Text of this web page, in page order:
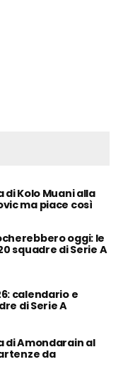
di Kolo Muani alla
ma piace così
oggi: le
squadre di Serie A
calendario e
di Serie A
di Amondarain al
da